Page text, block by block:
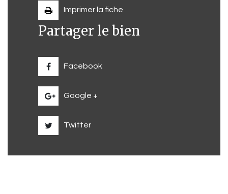
Imprimer la fiche
Partager le bien
Facebook
Google +
Twitter